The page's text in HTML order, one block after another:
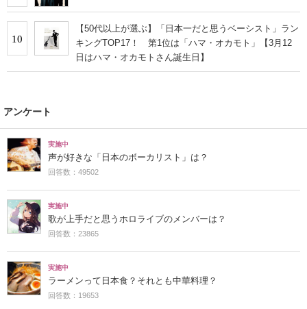
10
【50代以上が選ぶ】「日本一だと思うベーシスト」ラン
キングTOP17！ 第1位は「ハマ・オカモト」【3月12
日はハマ・オカモトさん誕生日】
アンケート
実施中
声が好きな「日本のボーカリスト」は？
回答数：49502
実施中
歌が上手だと思うホロライブのメンバーは？
回答数：23865
実施中
ラーメンって日本食？それとも中華料理？
回答数：19653